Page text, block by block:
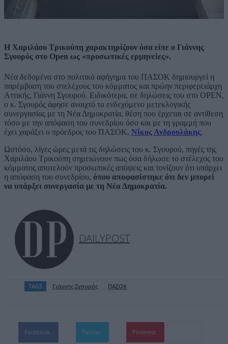
Η Χαριλάου Τρικούπη χαρακτηρίζουν όσα είπε ο Γιάννης
Σγουρός στο Open ως «προσωπικές ερμηνείες».
Νέα δεδομένα στο πολιτικό αφήγημα του ΠΑΣΟΚ δημιουργεί η
παρέμβαση του στελέχους του κόμματος και πρώην περιφερειάρχη
Αττικής, Γιάννη Σγουρού. Ειδικότερα, σε δηλώσεις του στο OPEN,
ο κ. Σγουρός άφησε ανοιχτό το ενδεχόμενο μετεκλογικής
συνεργασίας με τη Νέα Δημοκρατία, θέση που έρχεται σε αντίθεση
τόσο με την απόφαση του συνεδρίου όσο και με τη γραμμή που
έχει χαράξει ο πρόεδρος του ΠΑΣΟΚ, Νίκος Ανδρουλάκης.
Ωστόσο, λίγες ώρες μετά τις δηλώσεις του κ. Σγουρού, πηγές της
Χαριλάου Τρικούπη σημειώνουν πως όσα δήλωσε το στέλεχος του
κόμματος αποτελούν προσωπικές απόψεις και τονίζουν ότι υπάρχει
η απόφαση του συνεδρίου, όπου αποφασίστηκε ότι δεν μπορεί
να υπάρξει συνεργασία με τη Νέα Δημοκρατία.
DAILYPOST
TAGS Γιάννης Σγουρός ΠΑΣΟΚ
Facebook Twitter Pinterest